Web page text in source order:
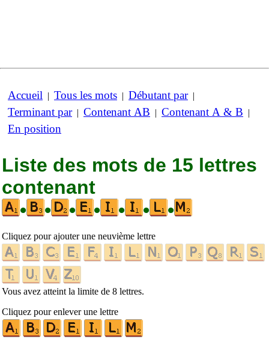
Accueil | Tous les mots | Débutant par|
Terminant par| Contenant AB | Contenant A & B |
En position
Liste des mots de 15 lettres
contenant
•
• • • • • •
Cliquez pour ajouter une neuvième lettre
Vous avez atteint la limite de 8 lettres.
Cliquez pour enlever une lettre